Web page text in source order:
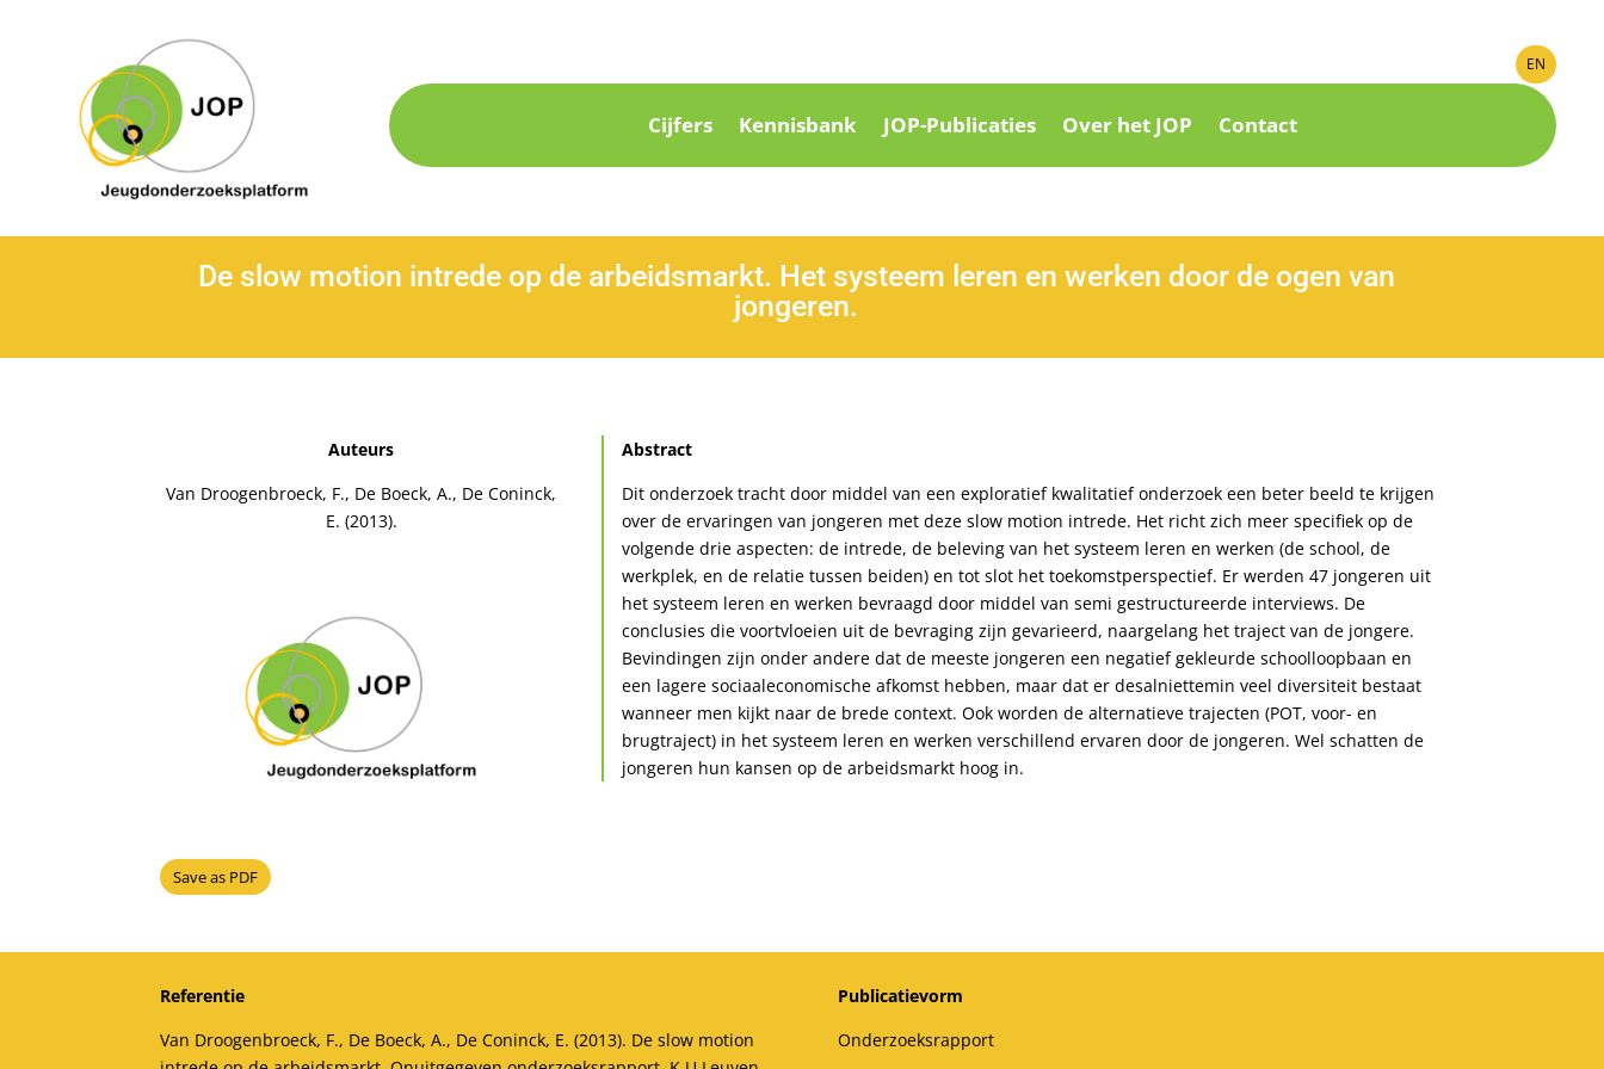
EN
Cijfers Kennisbank JOP-Publicaties Over het JOP Contact
De slow motion intrede op de arbeidsmarkt. Het systeem leren en werken door de ogen van
jongeren.
Auteurs
Van Droogenbroeck, F., De Boeck, A., De Coninck,
E. (2013).
Save as PDF
Abstract
Dit onderzoek tracht door middel van een exploratief kwalitatief onderzoek een beter beeld te krijgen
over de ervaringen van jongeren met deze slow motion intrede. Het richt zich meer specifiek op de
volgende drie aspecten: de intrede, de beleving van het systeem leren en werken (de school, de
werkplek, en de relatie tussen beiden) en tot slot het toekomstperspectief. Er werden 47 jongeren uit
het systeem leren en werken bevraagd door middel van semi gestructureerde interviews. De
conclusies die voortvloeien uit de bevraging zijn gevarieerd, naargelang het traject van de jongere.
Bevindingen zijn onder andere dat de meeste jongeren een negatief gekleurde schoolloopbaan en
een lagere sociaaleconomische afkomst hebben, maar dat er desalniettemin veel diversiteit bestaat
wanneer men kijkt naar de brede context. Ook worden de alternatieve trajecten (POT, voor- en
brugtraject) in het systeem leren en werken verschillend ervaren door de jongeren. Wel schatten de
jongeren hun kansen op de arbeidsmarkt hoog in.
Referentie
Van Droogenbroeck, F., De Boeck, A., De Coninck, E. (2013). De slow motion
Publicatievorm
Onderzoeksrapport